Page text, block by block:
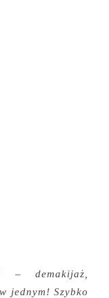
– demakijaż,
jednym! Szybko